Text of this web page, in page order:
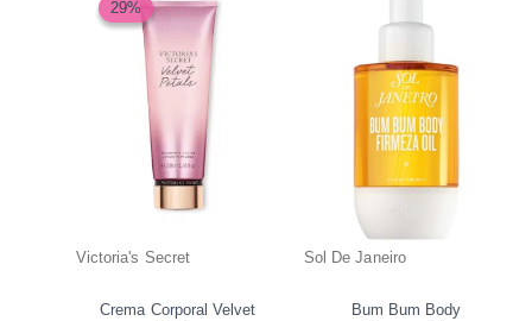
29%
Victoria's Secret
29%
Crema Corporal Velvet
original
$120,000.
actual
Sol De Janeiro
Bum Bum Body